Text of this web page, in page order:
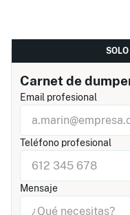
Carnet de
Email profesional
Teléfono profesional
Mensaje